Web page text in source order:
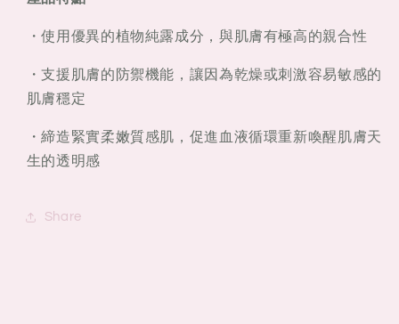
・使用優異的植物純露成分，與肌膚有極高的親合性
・支援肌膚的防禦機能，讓因為乾燥或刺激容易敏感的
肌膚穩定
・締造緊實柔嫩質感肌，促進血液循環重新喚醒肌膚天
生的透明感
Share